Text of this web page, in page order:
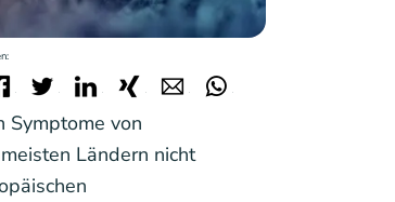
FacebookTwitterLinkedIn
Xing E-mail
Symptome von
Ländern nicht